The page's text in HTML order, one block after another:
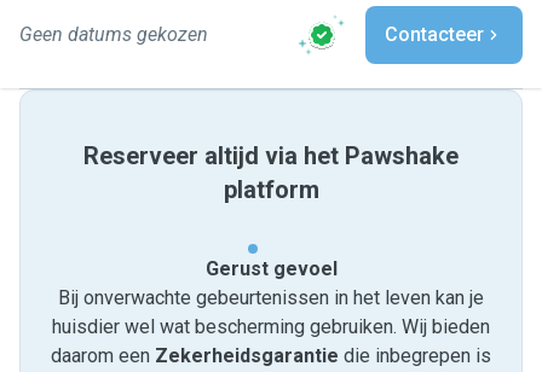
Geen datums gekozen Contacteer
Reserveer altijd via het Pawshake
platform
Gerust gevoel
Bij onverwachte gebeurtenissen in het leven kan je
huisdier wel wat bescherming gebruiken. Wij bieden
daarom een Zekerheidsgarantie die inbegrepen is